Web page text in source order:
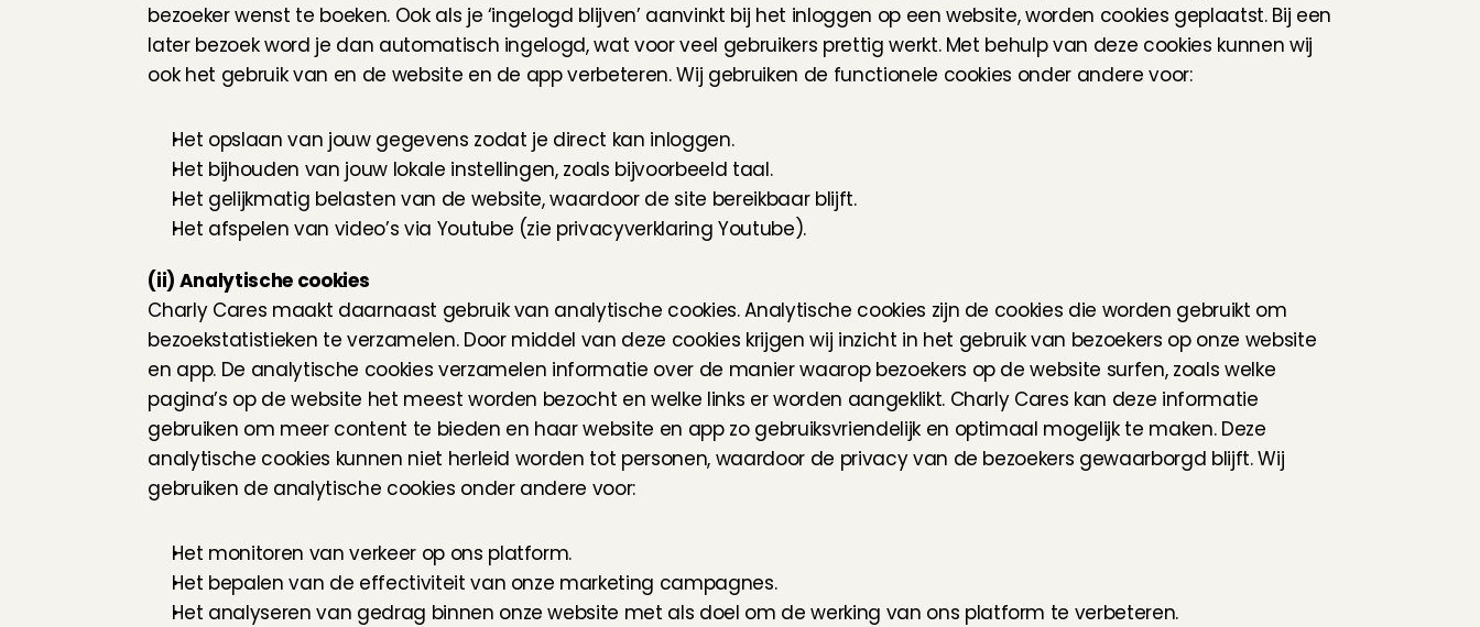
bezoeker wenst te boeken. Ook als je ‘ingelogd blijven’ aanvinkt bij het inloggen op een website, worden cookies geplaatst. Bij een
later bezoek word je dan automatisch ingelogd, wat voor veel gebruikers prettig werkt. Met behulp van deze cookies kunnen wij
ook het gebruik van en de website en de app verbeteren. Wij gebruiken de functionele cookies onder andere voor:
Het opslaan van jouw gegevens zodat je direct kan inloggen.
Het bijhouden van jouw lokale instellingen, zoals bijvoorbeeld taal.
Het gelijkmatig belasten van de website, waardoor de site bereikbaar blijft.
Het afspelen van video’s via Youtube (zie privacyverklaring Youtube).
(ii) Analytische cookies
Charly Cares maakt daarnaast gebruik van analytische cookies. Analytische cookies zijn de cookies die worden gebruikt om
bezoekstatistieken te verzamelen. Door middel van deze cookies krijgen wij inzicht in het gebruik van bezoekers op onze website
en app. De analytische cookies verzamelen informatie over de manier waarop bezoekers op de website surfen, zoals welke
pagina’s op de website het meest worden bezocht en welke links er worden aangeklikt. Charly Cares kan deze informatie
gebruiken om meer content te bieden en haar website en app zo gebruiksvriendelijk en optimaal mogelijk te maken. Deze
analytische cookies kunnen niet herleid worden tot personen, waardoor de privacy van de bezoekers gewaarborgd blijft. Wij
gebruiken de analytische cookies onder andere voor:
Het monitoren van verkeer op ons platform.
Het bepalen van de effectiviteit van onze marketing campagnes.
Het analyseren van gedrag binnen onze website met als doel om de werking van ons platform te verbeteren.